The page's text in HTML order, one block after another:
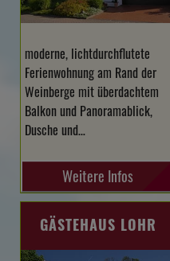
moderne, lichtdurchflutete
Ferienwohnung am Rand der
Weinberge mit überdachtem
Balkon und Panoramablick,
Dusche und…
Weitere Infos
GÄSTEHAUS LOHR